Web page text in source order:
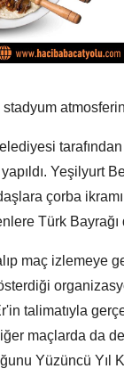
yapıldı. Yeşilyurt
çorba
Türk Bayrağı
maç izlemeye
talimatıyla
maçlarda da
Yüzüncü Yıl